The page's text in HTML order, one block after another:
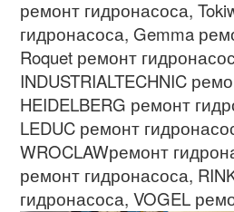
ремонт гидронасоса,
гидронасоса, Gemma
Roquet ремонт
INDUSTRIALTECHNIC
HEIDELBERG ремонт
LEDUC ремонт
WROCLAWремонт
ремонт гидронасоса,
гидронасоса,VOGEL